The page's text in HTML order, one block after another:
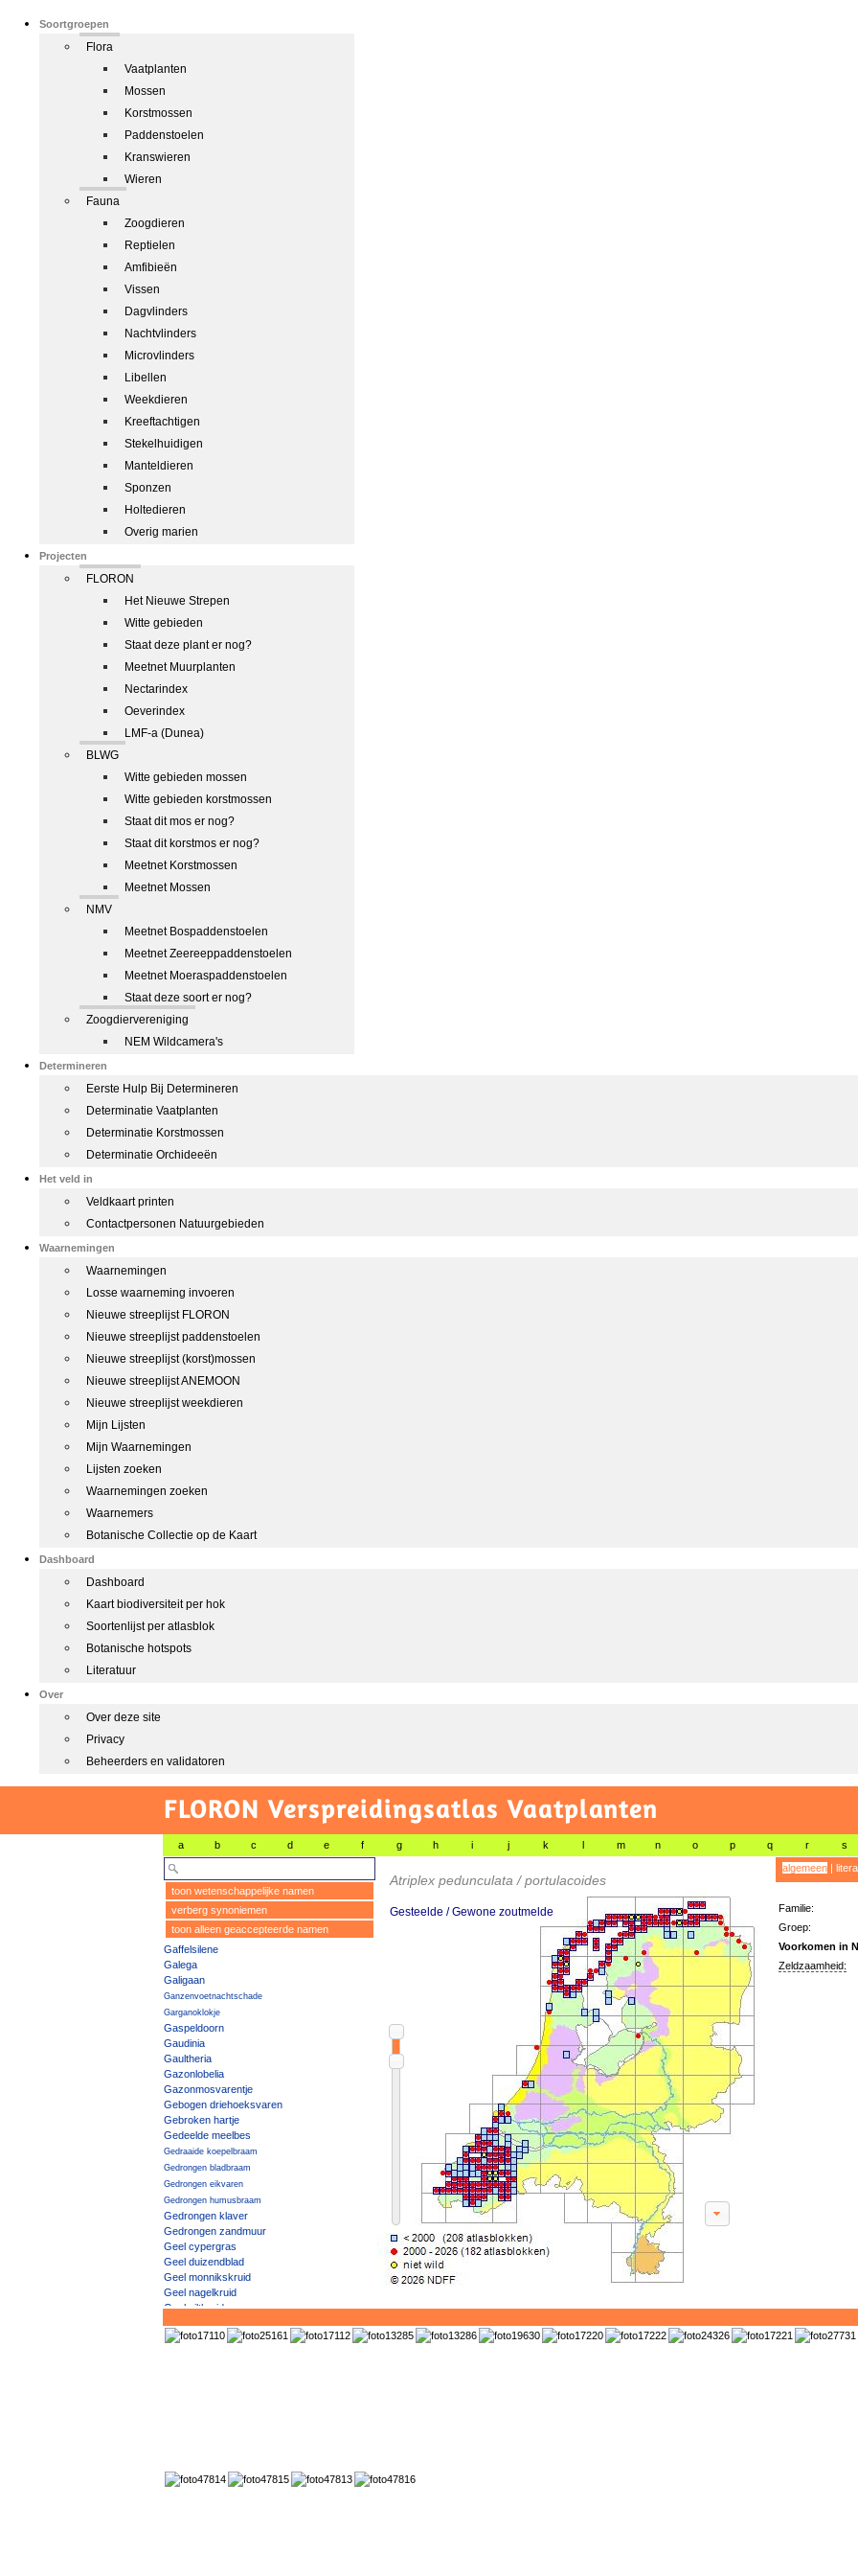
Soortgroepen
Flora
Vaatplanten
Mossen
Korstmossen
Paddenstoelen
Kranswieren
Wieren
Fauna
Zoogdieren
Reptielen
Amfibieën
Vissen
Dagvlinders
Nachtvlinders
Microvlinders
Libellen
Weekdieren
Kreeftachtigen
Stekelhuidigen
Manteldieren
Sponzen
Holtedieren
Overig marien
Projecten
FLORON
Het Nieuwe Strepen
Witte gebieden
Staat deze plant er nog?
Meetnet Muurplanten
Nectarindex
Oeverindex
LMF-a (Dunea)
BLWG
Witte gebieden mossen
Witte gebieden korstmossen
Staat dit mos er nog?
Staat dit korstmos er nog?
Meetnet Korstmossen
Meetnet Mossen
NMV
Meetnet Bospaddenstoelen
Meetnet Zeereeppaddenstoelen
Meetnet Moeraspaddenstoelen
Staat deze soort er nog?
Zoogdiervereniging
NEM Wildcamera's
Determineren
Eerste Hulp Bij Determineren
Determinatie Vaatplanten
Determinatie Korstmossen
Determinatie Orchideeën
Het veld in
Veldkaart printen
Contactpersonen Natuurgebieden
Waarnemingen
Waarnemingen
Losse waarneming invoeren
Nieuwe streeplijst FLORON
Nieuwe streeplijst paddenstoelen
Nieuwe streeplijst (korst)mossen
Nieuwe streeplijst ANEMOON
Nieuwe streeplijst weekdieren
Mijn Lijsten
Mijn Waarnemingen
Lijsten zoeken
Waarnemingen zoeken
Waarnemers
Botanische Collectie op de Kaart
Dashboard
Dashboard
Kaart biodiversiteit per hok
Soortenlijst per atlasblok
Botanische hotspots
Literatuur
Over
Over deze site
Privacy
Beheerders en validatoren
FLORON Verspreidingsatlas Vaatplanten
a b c d e f g h i j k l m n o p q r s
toon wetenschappelijke namen
verberg synoniemen
toon alleen geaccepteerde namen
Gaffelsilene
Galega
Galigaan
Ganzenvoetnachtschade
Garganoklokje
Gaspeldoorn
Gaudinia
Gaultheria
Gazonlobelia
Gazonmosvarentje
Gebogen driehoeksvaren
Gebroken hartje
Gedeelde meelbes
Gedraaide koepelbraam
Gedrongen bladbraam
Gedrongen eikvaren
Gedrongen humusbraam
Gedrongen klaver
Gedrongen zandmuur
Geel cypergras
Geel duizendblad
Geel monnikskruid
Geel nagelkruid
Geel viltkruid
Geel vogelpootje
Geelgroene zegge × Gele zegge
Atriplex pedunculata / portulacoides
Gesteelde / Gewone zoutmelde
algemeen|
Familie:
Groep:
Voorkomen in
Zeldzaamheid: